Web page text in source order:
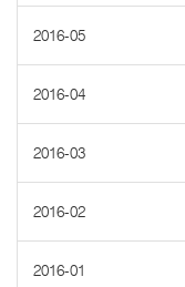
2016-05
2016-04
2016-03
2016-02
2016-01